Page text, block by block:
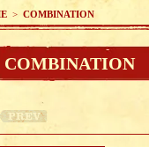
> COMBINATION
COMBINATION